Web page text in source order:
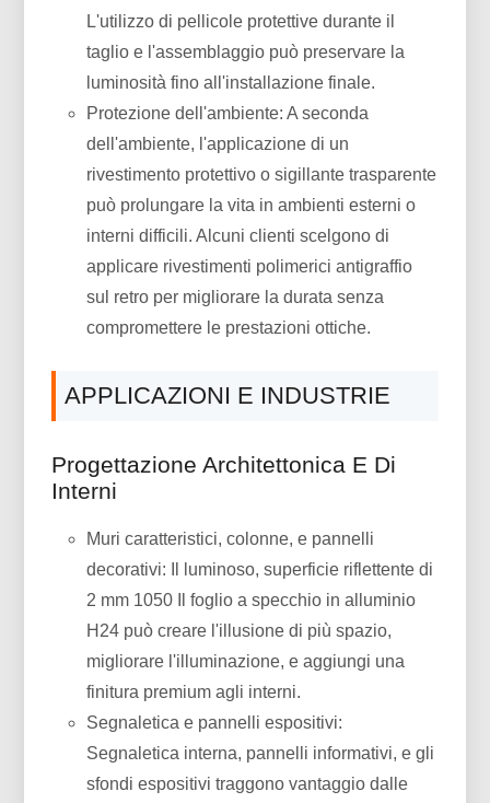
L'utilizzo di pellicole protettive durante il
taglio e l'assemblaggio può preservare la
luminosità fino all'installazione finale.
Protezione dell'ambiente: A seconda
dell'ambiente, l'applicazione di un
rivestimento protettivo o sigillante trasparente
può prolungare la vita in ambienti esterni o
interni difficili. Alcuni clienti scelgono di
applicare rivestimenti polimerici antigraffio
sul retro per migliorare la durata senza
compromettere le prestazioni ottiche.
APPLICAZIONI E INDUSTRIE
Progettazione Architettonica E Di
Interni
Muri caratteristici, colonne, e pannelli
decorativi: Il luminoso, superficie riflettente di
2 mm 1050 Il foglio a specchio in alluminio
H24 può creare l'illusione di più spazio,
migliorare l'illuminazione, e aggiungi una
finitura premium agli interni.
Segnaletica e pannelli espositivi:
Segnaletica interna, pannelli informativi, e gli
sfondi espositivi traggono vantaggio dalle